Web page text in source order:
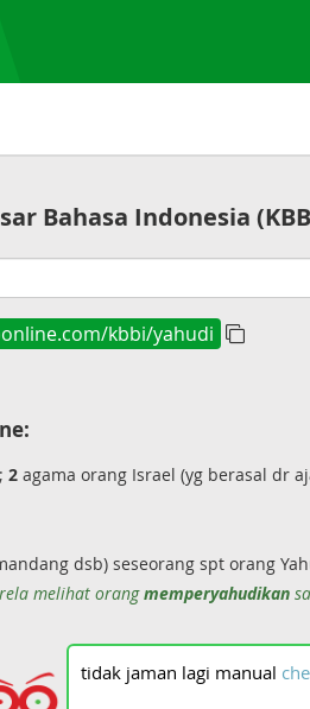
Bahasa Indonesia
kbbi/yahudi
2agama orang Israel (yg berasal dr
dsb) seseorang spt orang
melihat orangmemperyahudikan
tidak jaman lagi manual